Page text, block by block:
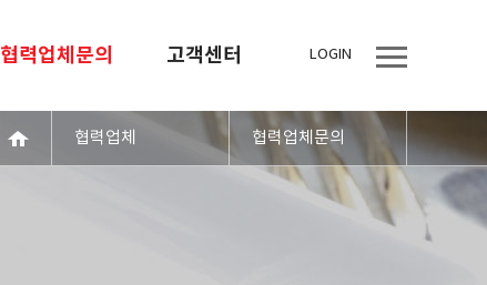
LOGIN
협력업체문의 고객센터
협력업체 협력업체문의